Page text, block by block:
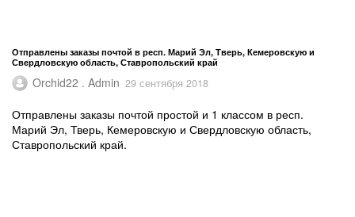
Отправлены заказы почтой в респ. Марий Эл, Тверь, Кемеровскую и
Свердловскую область, Ставропольский край
Orchid22 . Admin 29 сентября 2018
Отправлены заказы почтой простой и 1 классом в респ.
Марий Эл, Тверь, Кемеровскую и Свердловскую область,
Ставропольский край.